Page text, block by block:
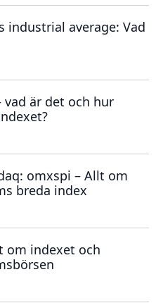
industrial average: Vad
vad är det och hur
omxspi – Allt om
breda index
om indexet och